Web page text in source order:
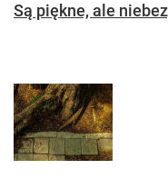
Są piękne, ale